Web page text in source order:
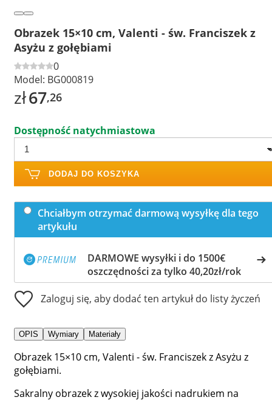
Obrazek 15×10 cm, Valenti - św. Franciszek z
Asyżu z gołębiami
0
Model: BG000819
zł67,26
Dostępność natychmiastowa
DODAJ DO KOSZYKA
Chciałbym otrzymać darmową wysyłkę dla tego
artykułu
DARMOWE wysyłki i do 1500€
oszczędności za tylko 40,20zł/rok
Zaloguj się, aby dodać ten artykuł do listy życzeń
OPIS Wymiary Materiały
Obrazek 15×10 cm, Valenti - św. Franciszek z Asyżu z
gołębiami.
Sakralny obrazek z wysokiej jakości nadrukiem na